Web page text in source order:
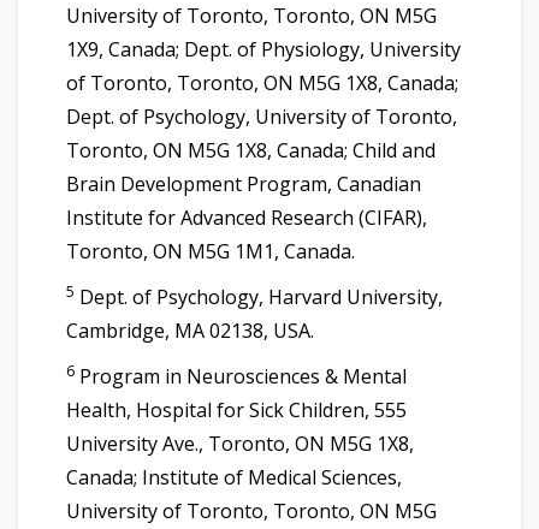
University of Toronto, Toronto, ON M5G
1X9, Canada; Dept. of Physiology, University
of Toronto, Toronto, ON M5G 1X8, Canada;
Dept. of Psychology, University of Toronto,
Toronto, ON M5G 1X8, Canada; Child and
Brain Development Program, Canadian
Institute for Advanced Research (CIFAR),
Toronto, ON M5G 1M1, Canada.
5 Dept. of Psychology, Harvard University,
Cambridge, MA 02138, USA.
6 Program in Neurosciences & Mental
Health, Hospital for Sick Children, 555
University Ave., Toronto, ON M5G 1X8,
Canada; Institute of Medical Sciences,
University of Toronto, Toronto, ON M5G